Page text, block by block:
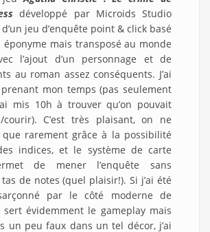
développé par Microids Studio
d’un jeu d’enquête point & click basé
mais transposé au monde
l’ajout d’un personnage et de
au roman assez conséquents. J’ai
mon temps (pas seulement
mis 10h à trouver qu’on pouvait
courir). C’est très plaisant, on ne
que rarement grâce à la possibilité
indices, et le système de carte
de mener l’enquête sans
de notes (quel plaisir!). Si j’ai été
par le côté moderne de
sert évidemment le gameplay mais
un peu faux dans un tel décor, j’ai